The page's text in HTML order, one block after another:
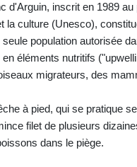
d'Arguin, inscrit en 1989
la culture (Unesco),
population autorisée
éléments nutritifs
migrateurs, des
à pied, qui se pratique
filet de plusieurs
dans le piège.